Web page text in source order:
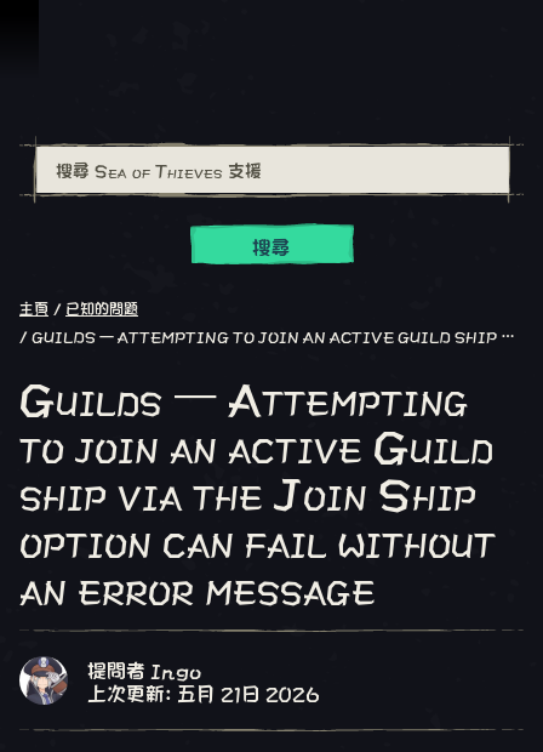
搜尋
主頁
已知的問題
GUILDS – ATTEMPTING TO JOIN AN ACTIVE GUILD SHIP VIA THE JOIN SHIP OPTION CAN FAIL WITHOUT AN ERROR MESSAGE
Guilds – Attempting
to join an active Guild
ship via the Join Ship
option can fail without
an error message
提問者 Ingo
上次更新: 五月 21日 2026